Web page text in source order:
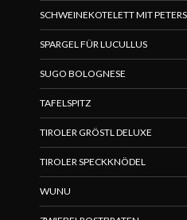
SCHWEINEKOTELETT MIT
SPARGEL FÜR LUCULLUS
SUGO BOLOGNESE
TAFELSPITZ
TIROLER GRÖSTL DELUXE
TIROLER SPECKKNÖDEL
WUNU